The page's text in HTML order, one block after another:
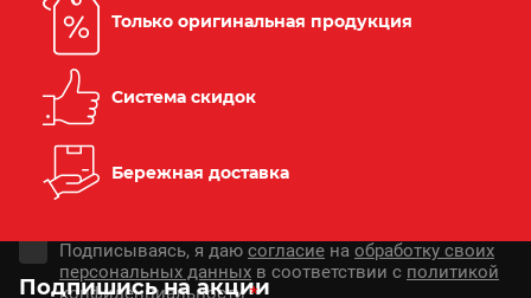
Только оригинальная продукция
Система скидок
Бережная доставка
Подпишись на акции
Подписываясь, я даю согласие на обработку своих
персональных данных в соответствии с политикой
конфиденциальности *